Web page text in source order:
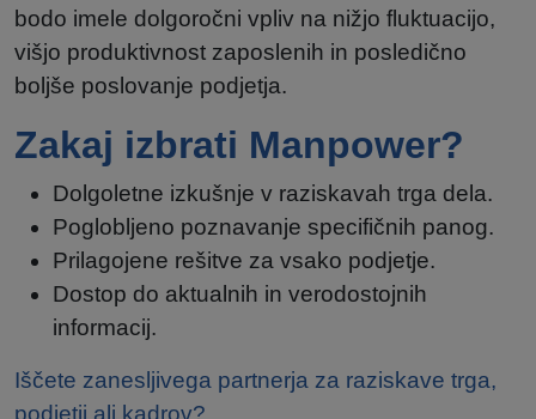
bodo imele dolgoročni vpliv na nižjo fluktuacijo,
višjo produktivnost zaposlenih in posledično
boljše poslovanje podjetja.
Zakaj izbrati Manpower?
Dolgoletne izkušnje v raziskavah trga dela.
Poglobljeno poznavanje specifičnih panog.
Prilagojene rešitve za vsako podjetje.
Dostop do aktualnih in verodostojnih
informacij.
Iščete zanesljivega partnerja za raziskave trga,
podjetij ali kadrov?